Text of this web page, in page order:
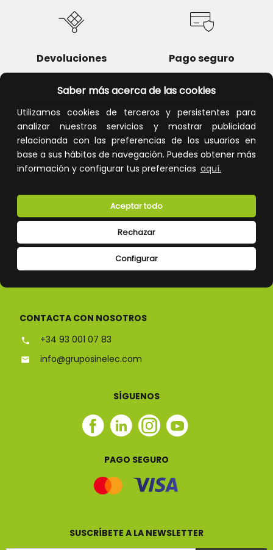
Saber más acerca de las cookies
Utilizamos cookies de terceros y persistentes para
analizar nuestros servicios y mostrar publicidad
relacionada con las preferencias de los usuarios en
base a sus hábitos de navegación. Puedes obtener más
información y configurar tus preferencias aquí.
Configurar
Rechazar
Aceptar todo
Devoluciones Pago seguro
Atención al cliente
CONÓCENOS
CONTACTA CON NOSOTROS
+34 93 001 07 83
info@gruposinelec.com
SÍGUENOS
Facebook
Linkedin
Instagram
Youtube
PAGO SEGURO
SUSCRÍBETE A LA NEWSLETTER